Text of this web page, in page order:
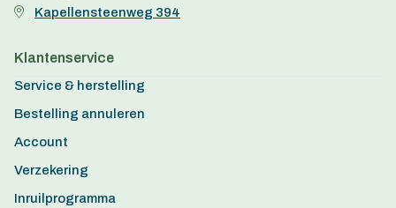
Kapellensteenweg 394
Klantenservice
Service & herstelling
Bestelling annuleren
Account
Verzekering
Inruilprogramma